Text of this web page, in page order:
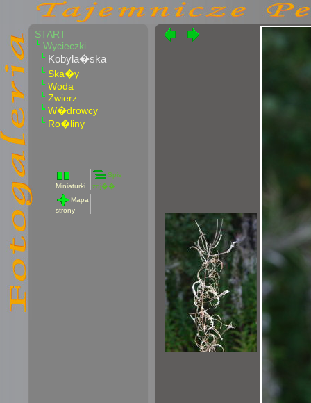
START
Wycieczki
Kobyla�ska
Ska�y
Woda
Zwierz
W�drowcy
Ro�liny
Miniaturki
Spis
zdj��
Mapa
strony